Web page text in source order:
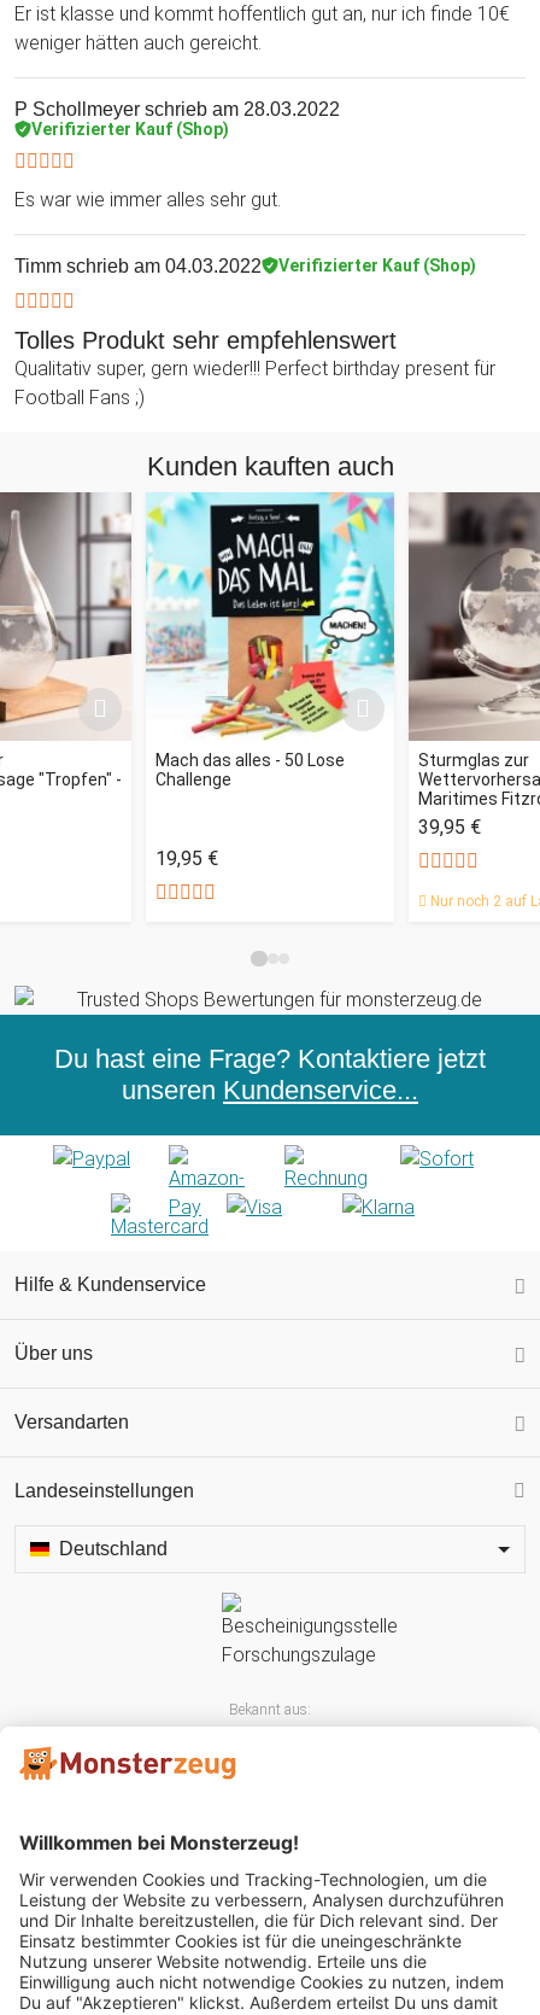
Er ist klasse und kommt hoffentlich gut an, nur ich finde 10€
weniger hätten auch gereicht.
P Schollmeyer schrieb am 28.03.2022
Verifizierter Kauf (Shop)
Es war wie immer alles sehr gut.
Timm schrieb am 04.03.2022 Verifizierter Kauf (Shop)
Tolles Produkt sehr empfehlenswert
Qualitativ super, gern wieder!!! Perfect birthday present für
Football Fans ;)
Kunden kauften auch
"Tropfen" -
Mach das alles - 50 Lose
Challenge
19,95 €
Sturmglas zur
Maritimes
39,95 €
Nur noch 2 auf
Du hast eine Frage? Kontaktiere jetzt
unseren Kundenservice...
Hilfe & Kundenservice
Über uns
Versandarten
Landeseinstellungen
Deutschland
Bekannt aus:
Mitglied im: